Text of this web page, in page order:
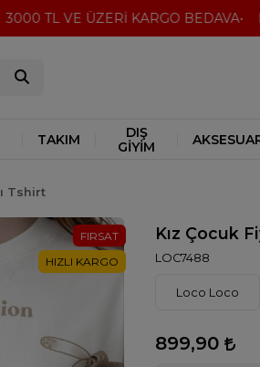
TL VE ÜZERİ KARGO BEDAVA
TAKIM
DIŞ
GİYİM
Tshirt
FIRSAT
HIZLI KARGO
Kız Çocuk
LOC7488
Loco Loco
899,90